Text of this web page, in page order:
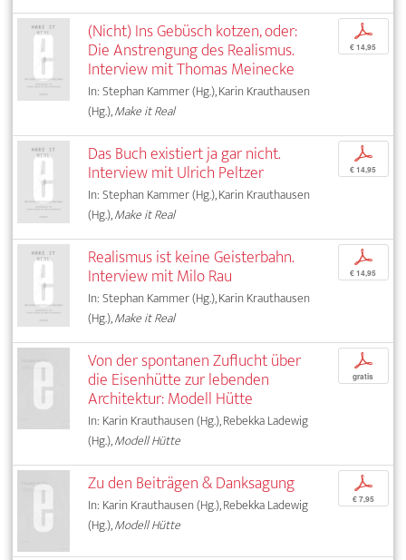
(Nicht) Ins Gebüsch kotzen, oder:
Die Anstrengung des Realismus.
Interview mit Thomas Meinecke
In: Stephan Kammer (Hg.), Karin Krauthausen
(Hg.),Make it Real
p
€ 14,95
Das Buch existiert ja gar nicht.
Interview mit Ulrich Peltzer
In: Stephan Kammer (Hg.), Karin Krauthausen
(Hg.),Make it Real
p
€ 14,95
Realismus ist keine Geisterbahn.
Interview mit Milo Rau
In: Stephan Kammer (Hg.), Karin Krauthausen
(Hg.),Make it Real
p
€ 14,95
Von der spontanen Zuflucht über
die Eisenhütte zur lebenden
Architektur: Modell Hütte
In: Karin Krauthausen (Hg.), Rebekka Ladewig
(Hg.),Modell Hütte
p
gratis
Zu den Beiträgen & Danksagung
In: Karin Krauthausen (Hg.), Rebekka Ladewig
(Hg.),Modell Hütte
p
€ 7,95